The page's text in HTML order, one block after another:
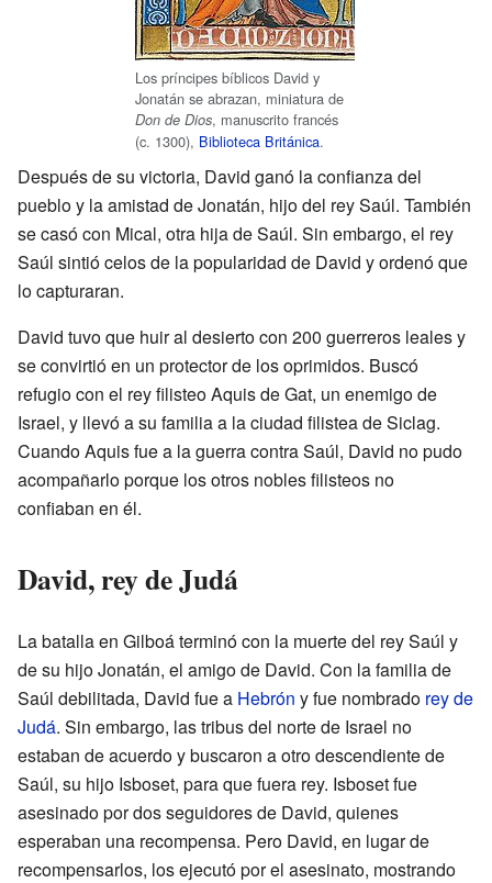
Los príncipes bíblicos David y
Jonatán se abrazan, miniatura de
Don de Dios, manuscrito francés
(c. 1300), Biblioteca Británica.
Después de su victoria, David ganó la confianza del
pueblo y la amistad de Jonatán, hijo del rey Saúl. También
se casó con Mical, otra hija de Saúl. Sin embargo, el rey
Saúl sintió celos de la popularidad de David y ordenó que
lo capturaran.
David tuvo que huir al desierto con 200 guerreros leales y
se convirtió en un protector de los oprimidos. Buscó
refugio con el rey filisteo Aquis de Gat, un enemigo de
Israel, y llevó a su familia a la ciudad filistea de Siclag.
Cuando Aquis fue a la guerra contra Saúl, David no pudo
acompañarlo porque los otros nobles filisteos no
confiaban en él.
David, rey de Judá
La batalla en Gilboá terminó con la muerte del rey Saúl y
de su hijo Jonatán, el amigo de David. Con la familia de
Saúl debilitada, David fue a Hebrón y fue nombrado rey de
Judá. Sin embargo, las tribus del norte de Israel no
estaban de acuerdo y buscaron a otro descendiente de
Saúl, su hijo Isboset, para que fuera rey. Isboset fue
asesinado por dos seguidores de David, quienes
esperaban una recompensa. Pero David, en lugar de
recompensarlos, los ejecutó por el asesinato, mostrando